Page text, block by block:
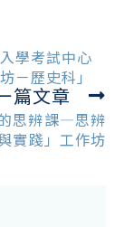
學考試中心
－歷史科」
篇文章
思辨課—思辨
實踐」工作坊